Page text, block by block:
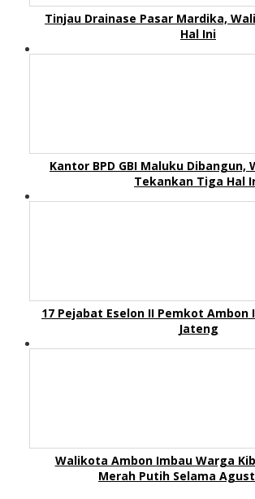
Tinjau Drainase Pasar Mardika,
Hal Ini
Kantor BPD GBI Maluku Dibangun,
Tekankan Tiga Hal
17 Pejabat Eselon II Pemkot Ambon
Jateng
Walikota Ambon Imbau Warga
Merah Putih Selama